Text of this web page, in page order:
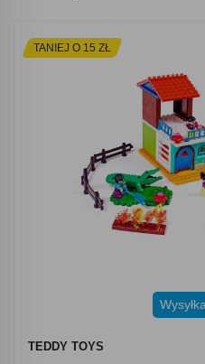
TANIEJ O 15 ZŁ
TEDDY TOYS